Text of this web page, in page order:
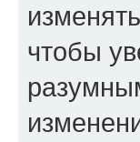
чтобы